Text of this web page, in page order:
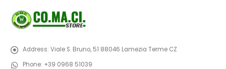
Address: Viale S. Bruno, 51 88046 Lamezia Terme CZ
Phone: +39 0968 51039